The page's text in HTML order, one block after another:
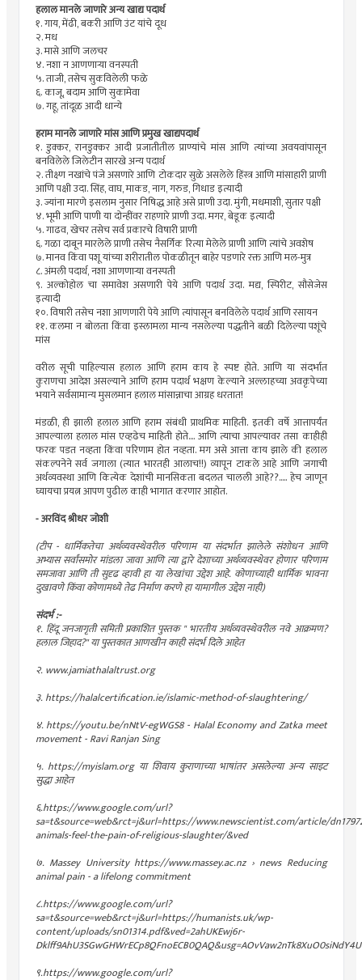
हलाल मानले जाणारे अन्य खाद्य पदार्थ
१. गाय, मेंढी, बकरी आणि उंट यांचे दूध
२. मध
३. मासे आणि जलचर
४. नशा न आणणाऱ्या वनस्पती
५. ताजी, तसेच सुकविलेली फळे
६. काजू, बदाम आणि सुकामेवा
७. गहू, तांदूळ आदी धान्ये
हराम मानले जाणारे मांस आणि प्रमुख खाद्यपदार्थ
१. डुक्कर, रानडुक्कर आदी प्रजातीतील प्राण्यांचे मांस आणि त्यांच्या अवयवांपासून
बनविलेले जिलेटीन सारखे अन्य पदार्थ
२. तीक्ष्ण नखांचे पंजे असणारे आणि टोकदार सुळे असलेले हिंस्त्र आणि मांसाहारी प्राणी
आणि पक्षी उदा. सिंह, वाघ, माकड, नाग, गरुड, गिधाड इत्यादी
३. ज्यांना मारणे इसलाम नुसार निषिद्ध आहे असे प्राणी उदा. मुंगी, मधमाशी, सुतार पक्षी
४. भूमी आणि पाणी या दोन्हींवर राहणारे प्राणी उदा. मगर, बेडूक इत्यादी
५. गाढव, खेचर तसेच सर्व प्रकारचे विषारी प्राणी
६. गळा दाबून मारलेले प्राणी तसेच नैसर्गिक रित्या मेलेले प्राणी आणि त्यांचे अवशेष
७. मानव किंवा पशू यांच्या शरीरातील पोकळीतून बाहेर पडणारे रक्त आणि मल-मुत्र
८. अंमली पदार्थ, नशा आणणाऱ्या वनस्पती
९. अल्कोहोल चा समावेश असणारी पेये आणि पदार्थ उदा. मद्य, स्पिरीट, सौसेजेस
इत्यादी
१०. विषारी तसेच नशा आणणारी पेये आणि त्यांपासून बनविलेले पदार्थ आणि रसायन
११. कलमा न बोलता किंवा इस्लामला मान्य नसलेल्या पद्धतीने बळी दिलेल्या पशूंचे
मांस
वरील सूची पाहिल्यास हलाल आणि हराम काय हे स्पष्ट होते. आणि या संदर्भात
कुराणचा आदेश असल्याने आणि हराम पदार्थ भक्षण केल्याने अल्लाहच्या अवकृपेच्या
भयाने सर्वसामान्य मुसलमान हलाल मांसान्नाचा आग्रह धरतात!
मंडळी, ही झाली हलाल आणि हराम संबंधी प्राथमिक माहिती. इतकी वर्षे आत्तापर्यंत
आपल्याला हलाल मांस एव्हढेच माहिती होते.... आणि त्याचा आपल्यावर तसा काहीही
फरक पडत नव्हता किंवा परिणाम होत नव्हता. मग असे आत्ता काय झाले की हलाल
संकल्पनेने सर्व जगाला (त्यात भारतही आलाच!!) व्यापून टाकले आहे आणि जगाची
अर्थव्यवस्था आणि कित्येक देशांची मानसिकता बदलत चालली आहे??..... हेच जाणून
घ्यायचा प्रयत्न आपण पुढील काही भागात करणार आहोत.
- अरविंद श्रीधर जोशी
(टीप - धार्मिकतेचा अर्थव्यवस्थेवरील परिणाम या संदर्भात झालेले संशोधन आणि
अभ्यास सर्वांसमोर मांडला जावा आणि त्या द्वारे देशाच्या अर्थव्यवस्थेवर होणार परिणाम
समजावा आणि ती सुदृढ व्हावी हा या लेखांचा उद्देश आहे. कोणाच्याही धार्मिक भावना
दुखावणे किंवा कोणामध्ये तेढ निर्माण करणे हा यामागील उद्देश नाही)
संदर्भ :-
१. हिंदू जनजागृती समिती प्रकाशित पुस्तक " भारतीय अर्थव्यवस्थेवरील नवे आक्रमण?
हलाल जिहाद?" या पुस्तकात आणखीन काही संदर्भ दिले आहेत
२. www.jamiathalaltrust.org
३. https://halalcertification.ie/islamic-method-of-slaughtering/
४. https://youtu.be/nNtV-egWGS8 - Halal Economy and Zatka meet
movement - Ravi Ranjan Sing
५. https://myislam.org या शिवाय कुराणाच्या भाषांतर असलेल्या अन्य साइट
सुद्धा आहेत
६.https://www.google.com/url?
sa=t&source=web&rct=j&url=https://www.newscientist.com/article/
animals-feel-the-pain-of-religious-slaughter/&ved
७. Massey University https://www.massey.ac.nz › news Reducing
animal pain - a lifelong commitment
८.https://www.google.com/url?
sa=t&source=web&rct=j&url=https://humanists.uk/wp-
content/uploads/sn01314.pdf&ved=2ahUKEwj6r-
९.https://www.google.com/url?